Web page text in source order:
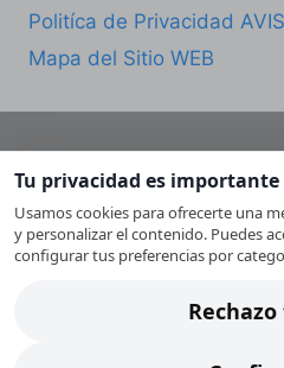
Politíca de Privacidad
Mapa del Sitio WEB
© 2026 CESMU
Electrodomésticos en
somos Servicio Técnico
Tu privacidad es importante
Usamos cookies para ofrecerte una
y personalizar el contenido. Puedes
configurar tus preferencias por